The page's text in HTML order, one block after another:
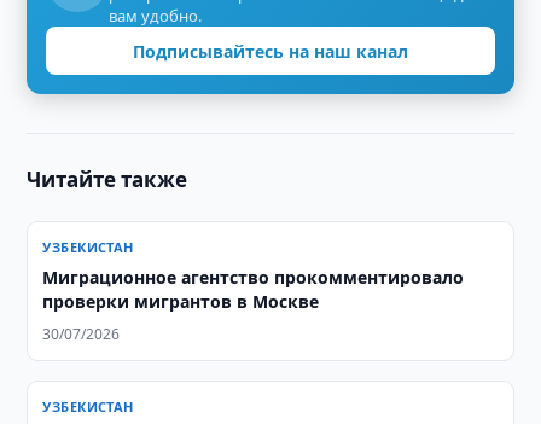
вам удобно.
Подписывайтесь на наш канал
Читайте также
УЗБЕКИСТАН
Миграционное агентство прокомментировало
проверки мигрантов в Москве
30/07/2026
УЗБЕКИСТАН